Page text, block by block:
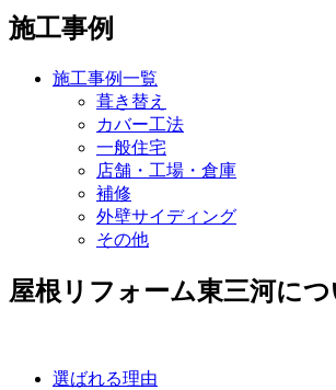
施工事例
施工事例一覧
葺き替え
カバー工法
一般住宅
店舗・工場・倉庫
補修
外壁サイディング
その他
屋根リフォーム東三河につ
選ばれる理由